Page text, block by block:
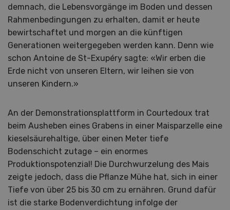
demnach, die Lebensvorgänge im Boden und dessen
Rahmenbedingungen zu erhalten, damit er heute
bewirtschaftet und morgen an die künftigen
Generationen weitergegeben werden kann. Denn wie
schon Antoine de St-Exupéry sagte: «Wir erben die
Erde nicht von unseren Eltern, wir leihen sie von
unseren Kindern.»
An der Demonstrationsplattform in Courtedoux trat
beim Ausheben eines Grabens in einer Maisparzelle eine
kieselsäurehaltige, über einen Meter tiefe
Bodenschicht zutage – ein enormes
Produktionspotenzial! Die Durchwurzelung des Mais
zeigte jedoch, dass die Pflanze Mühe hat, sich in einer
Tiefe von über 25 bis 30 cm zu ernähren. Grund dafür
ist die starke Bodenverdichtung infolge der